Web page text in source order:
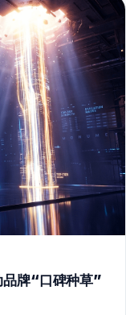
牌“口碑种草”